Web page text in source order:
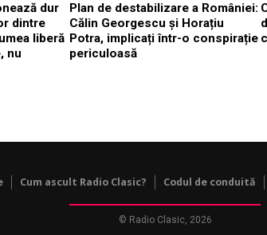
dur
dintre
liberă
nu
Plan de destabilizare a României:
Călin Georgescu și Horațiu
Potra, implicați într-o conspirație
periculoasă
Cum ascult Radio Clasic? Codul de conduită
© Radio Clasic, 2026